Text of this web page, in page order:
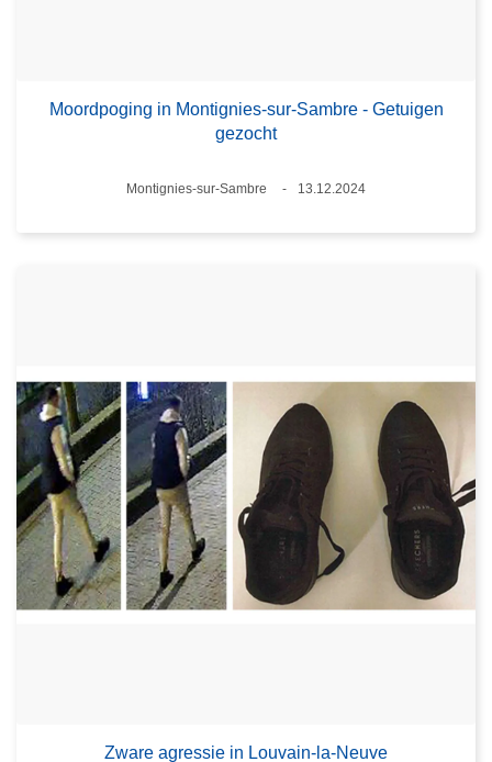
Moordpoging in Montignies-sur-Sambre - Getuigen
gezocht
Plaats
Montignies-sur-Sambre
13.12.2024
Zware agressie in Louvain-la-Neuve